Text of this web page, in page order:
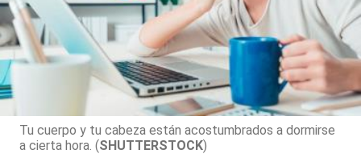
Tu cuerpo y tu cabeza están acostumbrados a dormirse
a cierta hora. (SHUTTERSTOCK)